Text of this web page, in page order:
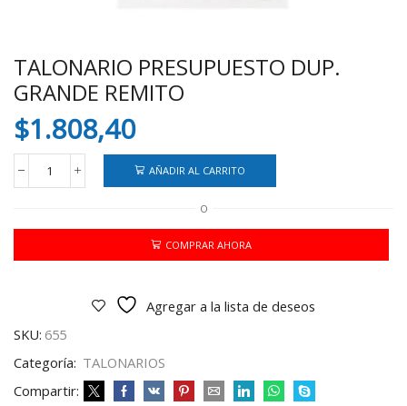
TALONARIO PRESUPUESTO DUP.
GRANDE REMITO
$1.808,40
TALONARIO
PRESUPUESTO
GRANDE
cantidad
AÑADIR AL CARRITO
O
COMPRAR AHORA
Agregar a la lista de deseos
SKU: 655
Categoría: TALONARIOS
Compartir: